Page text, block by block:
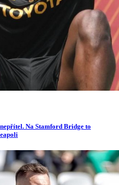
Na Stamford Bridge to